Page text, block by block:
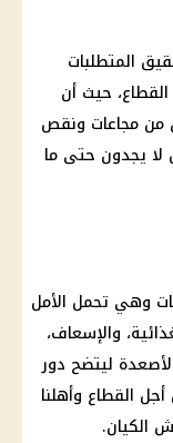
المتطلبات
حيث أن
من مجاعات ونقص
لا يجدون حتى ما
وهي تحمل الأمل
والإسعاف،
ليتضح دور
القطاع وأهلنا
الكيان.